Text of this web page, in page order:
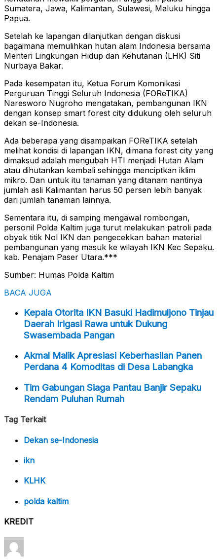
Sumatera, Jawa, Kalimantan, Sulawesi, Maluku hingga
Papua.
Setelah ke lapangan dilanjutkan dengan diskusi
bagaimana memulihkan hutan alam Indonesia bersama
Menteri Lingkungan Hidup dan Kehutanan (LHK) Siti
Nurbaya Bakar.
Pada kesempatan itu, Ketua Forum Komonikasi
Perguruan Tinggi Seluruh Indonesia (FOReTIKA)
Naresworo Nugroho mengatakan, pembangunan IKN
dengan konsep smart forest city didukung oleh seluruh
dekan se-Indonesia.
Ada beberapa yang disampaikan FOReTIKA setelah
melihat kondisi di lapangan IKN, dimana forest city yang
dimaksud adalah mengubah HTI menjadi Hutan Alam
atau dihutankan kembali sehingga menciptkan iklim
mikro. Dan untuk itu tanaman yang ditanam nantinya
jumlah asli Kalimantan harus 50 persen lebih banyak
dari jumlah tanaman lainnya.
Sementara itu, di samping mengawal rombongan,
personil Polda Kaltim juga turut melakukan patroli pada
obyek titik Nol IKN dan pengecekkan bahan material
pembangunan yang masuk ke wilayah IKN Kec Sepaku.
kab. Penajam Paser Utara.***
Sumber: Humas Polda Kaltim
BACA JUGA
Kepala Otorita IKN Basuki Hadimuljono Tinjau
Daerah Irigasi Rawa untuk Dukung
Swasembada Pangan
Akmal Malik Apresiasi Keberhasilan Panen
Perdana 4 Komoditas di Desa Labangka
Tim Gabungan Siaga Pantau Banjir Sepaku
Rendam Puluhan Rumah
Tag Terkait
Dekan se-Indonesia
ikn
KLHK
polda kaltim
KREDIT